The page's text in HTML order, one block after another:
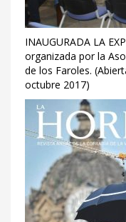
INAUGURADA LA
organizada por la
de los Faroles.
octubre 2017)